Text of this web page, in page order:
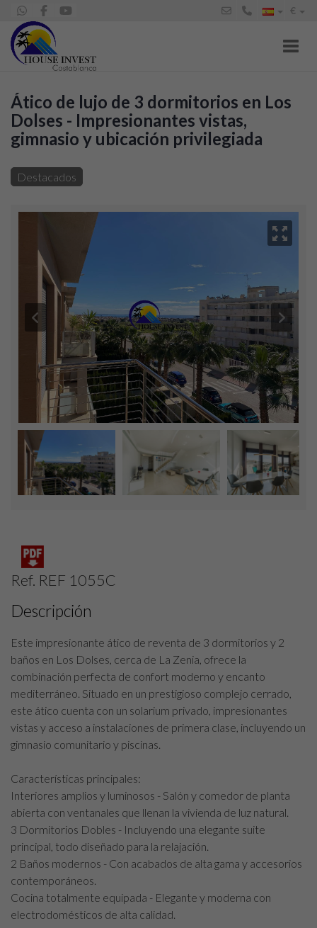
€
Ático de lujo de 3 dormitorios en Los
Dolses - Impresionantes vistas,
gimnasio y ubicación privilegiada
299.950 €
Destacados
Ref. REF 1055C
Descripción
Este impresionante ático de reventa de 3 dormitorios y 2
baños en Los Dolses, cerca de La Zenia, ofrece la
combinación perfecta de confort moderno y encanto
mediterráneo. Situado en un prestigioso complejo cerrado,
este ático cuenta con un solarium privado, impresionantes
vistas y acceso a instalaciones de primera clase, incluyendo un
gimnasio comunitario y piscinas.
Características principales:
Interiores amplios y luminosos - Salón y comedor de planta
abierta con ventanales que llenan la vivienda de luz natural.
3 Dormitorios Dobles - Incluyendo una elegante suite
principal, todo diseñado para la relajación.
2 Baños modernos - Con acabados de alta gama y accesorios
contemporáneos.
Cocina totalmente equipada - Elegante y moderna con
electrodomésticos de alta calidad.